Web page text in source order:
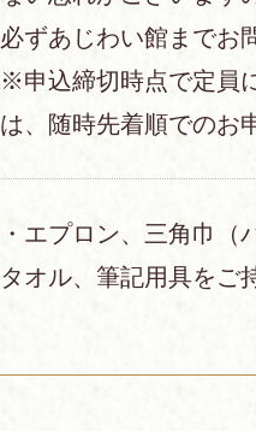
必ずあじわい館までお
※申込締切時点で定員
は、随時先着順でのお
・エプロン、三角巾（
タオル、筆記用具をご